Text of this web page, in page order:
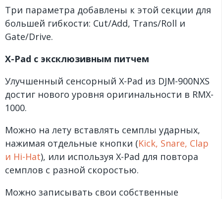
Три параметра добавлены к этой секции для
большей гибкости: Cut/Add, Trans/Roll и
Gate/Drive.
X-Pad с эксклюзивным питчем
Улучшенный сенсорный X-Pad из DJM-900NXS
достиг нового уровня оригинальности в RMX-
1000.
Можно на лету вставлять семплы ударных,
нажимая отдельные кнопки (Kick, Snare, Clap
и Hi-Hat), или используя X-Pad для повтора
семплов с разной скоростью.
Можно записывать свои собственные